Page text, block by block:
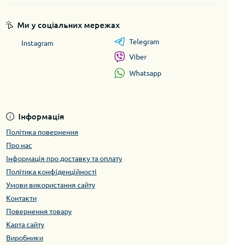
Інформація
Політика повернення
Про нас
Інформація про доставку та оплату
Політика конфіденційності
Умови використання сайту
Контакти
Повернення товару
Карта сайту
Виробники
Ми у соціальних мережах
Instagram
Telegram
Viber
Whatsapp